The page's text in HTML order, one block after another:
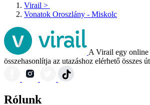
Virail >
Vonatok Oroszlány - Miskolc
A Virail egy
összehasonlítja az utazáshoz elérhető összes
Rólunk